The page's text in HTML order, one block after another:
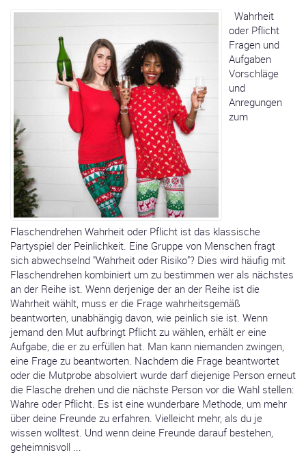
Wahrheit
oder Pflicht
Fragen und
Aufgaben
Vorschläge
und
Anregungen
zum
Flaschendrehen Wahrheit oder Pflicht ist das klassische
Partyspiel der Peinlichkeit. Eine Gruppe von Menschen fragt
sich abwechselnd "Wahrheit oder Risiko"? Dies wird häufig mit
Flaschendrehen kombiniert um zu bestimmen wer als nächstes
an der Reihe ist. Wenn derjenige der an der Reihe ist die
Wahrheit wählt, muss er die Frage wahrheitsgemäß
beantworten, unabhängig davon, wie peinlich sie ist. Wenn
jemand den Mut aufbringt Pflicht zu wählen, erhält er eine
Aufgabe, die er zu erfüllen hat. Man kann niemanden zwingen,
eine Frage zu beantworten. Nachdem die Frage beantwortet
oder die Mutprobe absolviert wurde darf diejenige Person erneut
die Flasche drehen und die nächste Person vor die Wahl stellen:
Wahre oder Pflicht. Es ist eine wunderbare Methode, um mehr
über deine Freunde zu erfahren. Vielleicht mehr, als du je
wissen wolltest. Und wenn deine Freunde darauf bestehen,
geheimnisvoll ...